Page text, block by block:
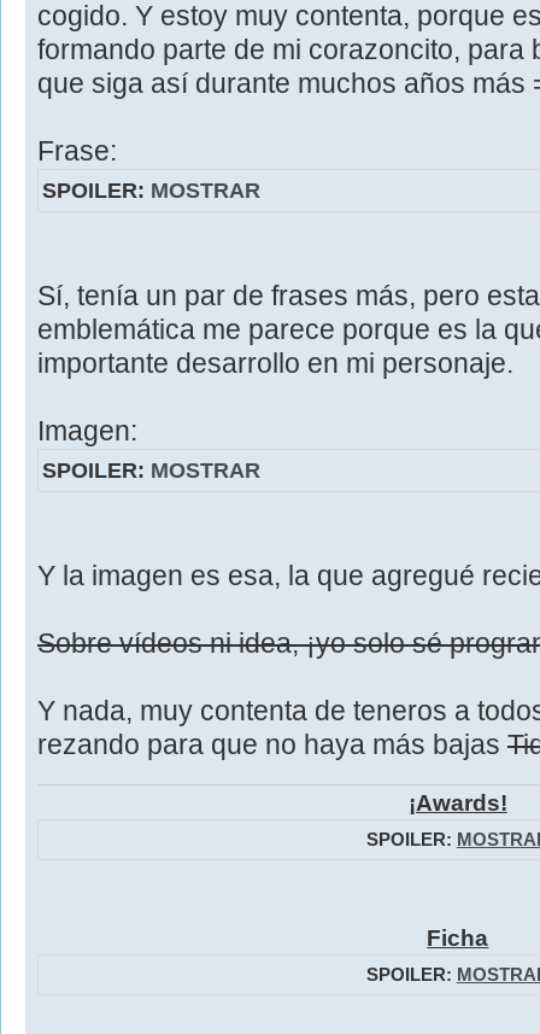
cogido. Y estoy muy contenta, porque
formando parte de mi corazoncito, para
que siga así durante muchos años más
Frase:
SPOILER: MOSTRAR
Sí, tenía un par de frases más, pero
emblemática me parece porque es la
importante desarrollo en mi personaje.
Imagen:
SPOILER: MOSTRAR
Y la imagen es esa, la que agregué
Sobre vídeos ni idea, ¡yo solo sé
Y nada, muy contenta de teneros a
rezando para que no haya más bajas
¡Awards!
SPOILER:
Ficha
SPOILER: